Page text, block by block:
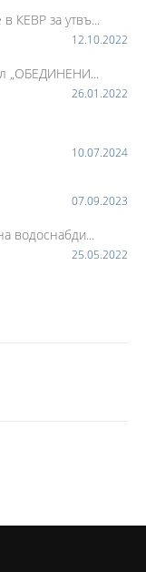
КЕВР за утвъ...
12.10.2022
„ОБЕДИНЕНИ...
26.01.2022
10.07.2024
07.09.2023
водоснабди...
25.05.2022